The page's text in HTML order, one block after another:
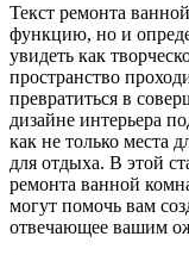
Текст ремонта
функцию, но и
увидеть как
пространство
превратиться в
дизайне интерьера
как не только места
для отдыха. В этой
ремонта ванной
могут помочь вам
отвечающее вашим